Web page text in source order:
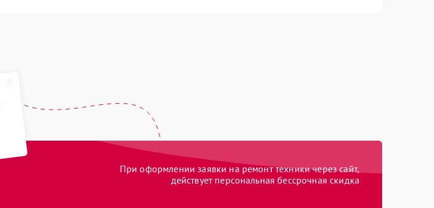
При оформлении заявки на ремонт техники через сайт,
действует персональная бессрочная скидка